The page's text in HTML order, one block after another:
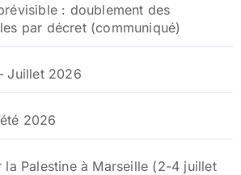
: doublement des
par décret (communiqué)
Juillet 2026
2026
la Palestine à Marseille (2-4 juillet